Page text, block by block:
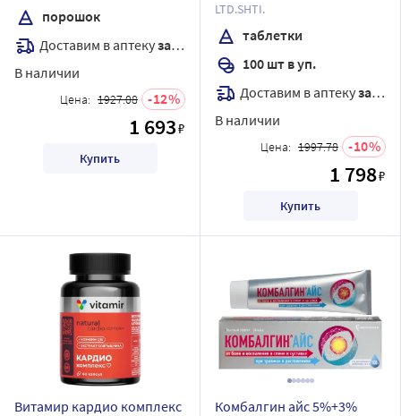
порошок
Доставим в аптекузавтра
В наличии
Цена: 1927.08 12
1 693₽
Купить
LTD.SHTI.
таблетки
100 шт в уп.
Доставим в аптекузавтра
В наличии
Цена: 1997.78 10
1 798₽
Купить
Витамир кардио комплекс
Комбалгин айс 5%+3%